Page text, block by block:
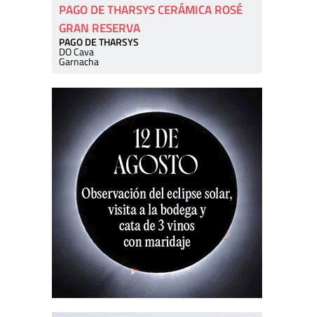
PAGO DE THARSYS CERÁMICA ROSÉ
GRAN RESERVA
PAGO DE THARSYS
DO Cava
Garnacha